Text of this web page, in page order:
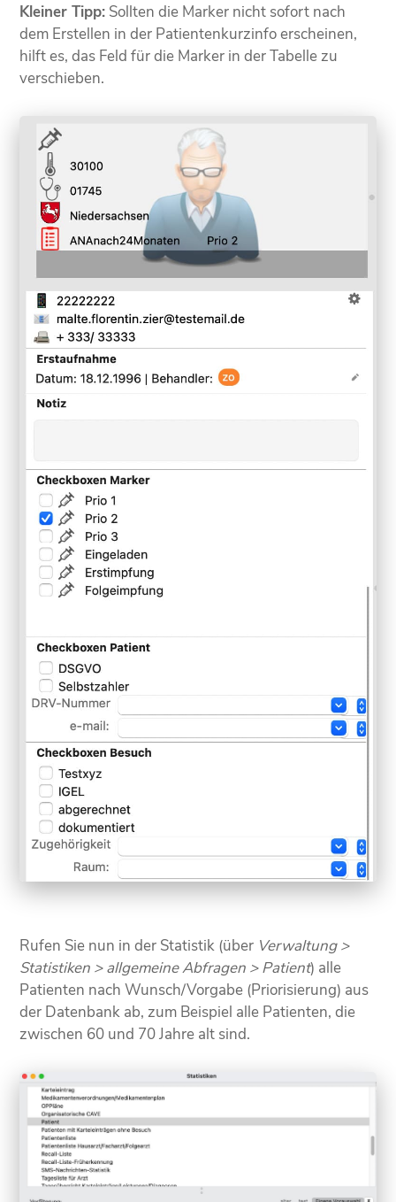
Kleiner Tipp: Sollten die Marker nicht sofort nach
dem Erstellen in der Patientenkurzinfo erscheinen,
hilft es, das Feld für die Marker in der Tabelle zu
verschieben.
Rufen Sie nun in der Statistik (über Verwaltung >
Statistiken > allgemeine Abfragen > Patient) alle
Patienten nach Wunsch/Vorgabe (Priorisierung) aus
der Datenbank ab, zum Beispiel alle Patienten, die
zwischen 60 und 70 Jahre alt sind.